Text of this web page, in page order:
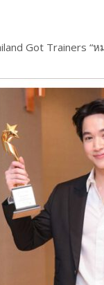
Got Trainers “